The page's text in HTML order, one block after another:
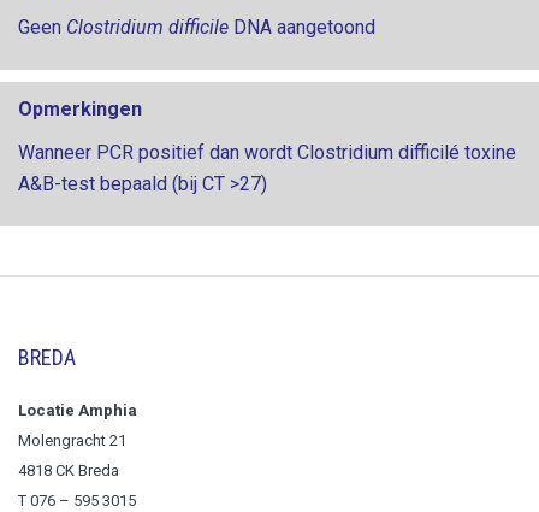
Geen Clostridium difficile DNA aangetoond
Opmerkingen
Wanneer PCR positief dan wordt Clostridium difficilé toxine
A&B-test bepaald (bij CT >27)
BREDA
Locatie Amphia
Molengracht 21
4818 CK Breda
T 076 – 595 3015